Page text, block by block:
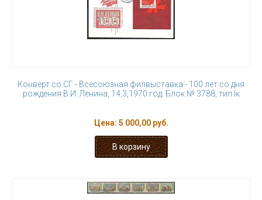
Конверт со СГ - Всесоюзная филвыставка - 100 лет со дня
рождения В.И. Ленина, 14,3,1970 год. Блок № 3788, тип Iк
Цена: 5 000,00 руб.